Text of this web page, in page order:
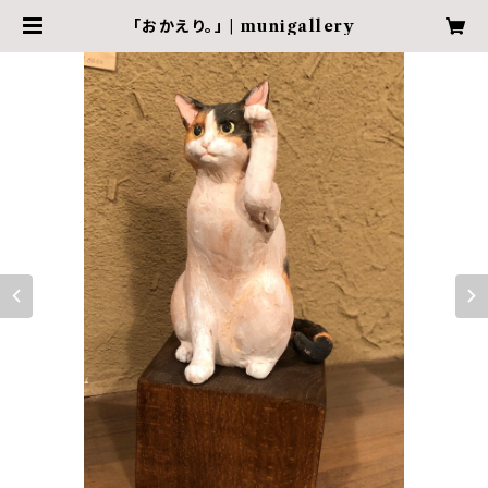
「おかえり。」 | munigallery